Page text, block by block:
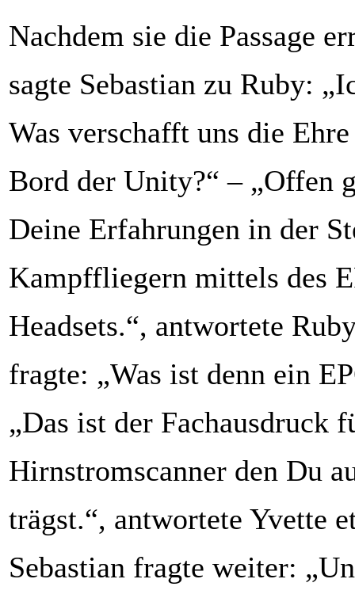
Nachdem sie die Passage
sagte Sebastian zu Ruby:
Was verschafft uns die
Bord der Unity?“ – „Offen
Deine Erfahrungen in der
Kampffliegern mittels des
Headsets.“, antwortete
fragte: „Was ist denn ein
„Das ist der Fachausdruck
Hirnstromscanner den Du
trägst.“, antwortete Yvette
Sebastian fragte weiter: